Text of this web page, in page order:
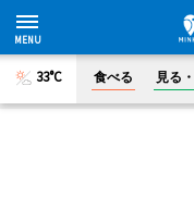
33°C 食べる 見る